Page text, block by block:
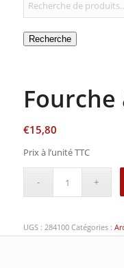
Recherche
Fourche
€15,80
Prix à l’unité TTC
UGS : 284100 Catégories :